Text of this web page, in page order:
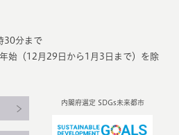
30分まで
始（12月29日から1月3日まで）を除
内閣府選定 SDGs未来都市